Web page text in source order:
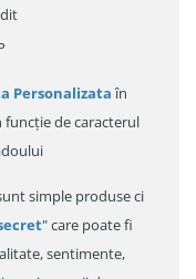
Personalizataîn
de caracterul
simple produse ci
" care poate fi
sentimente,